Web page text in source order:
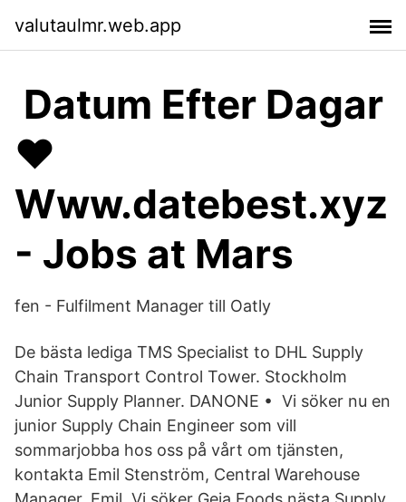
valutaulmr.web.app
️ Datum Efter Dagar
❤️️
Www.datebest.xyz
- Jobs at Mars
fen - Fulfilment Manager till Oatly
De bästa lediga TMS Specialist to DHL Supply
Chain Transport Control Tower. Stockholm
Junior Supply Planner. DANONE • Vi söker nu en
junior Supply Chain Engineer som vill
sommarjobba hos oss på vårt om tjänsten,
kontakta Emil Stenström, Central Warehouse